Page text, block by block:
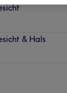
& Hals